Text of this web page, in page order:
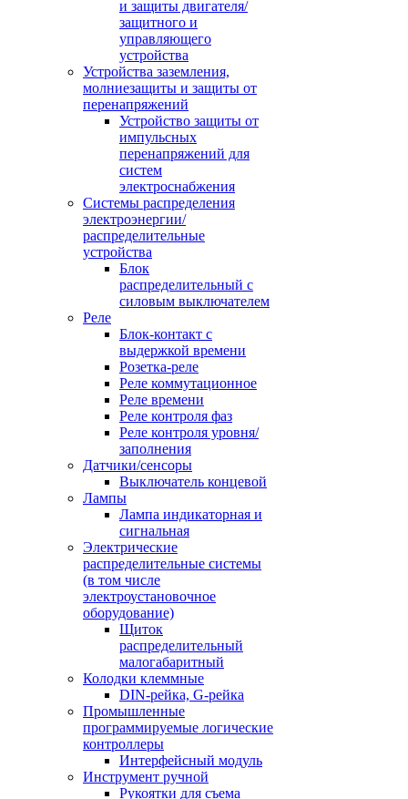
и защиты двигателя/
защитного и
управляющего
устройства
Устройства заземления,
молниезащиты и защиты от
перенапряжений
Устройство защиты от
импульсных
перенапряжений для
систем
электроснабжения
Системы распределения
электроэнергии/
распределительные
устройства
Блок
распределительный с
силовым выключателем
Реле
Блок-контакт с
выдержкой времени
Розетка-реле
Реле коммутационное
Реле времени
Реле контроля фаз
Реле контроля уровня/
заполнения
Датчики/сенсоры
Выключатель концевой
Лампы
Лампа индикаторная и
сигнальная
Электрические
распределительные системы
(в том числе
электроустановочное
оборудование)
Щиток
распределительный
малогабаритный
Колодки клеммные
DIN-рейка, G-рейка
Промышленные
программируемые логические
контроллеры
Интерфейсный модуль
Инструмент ручной
Рукоятки для съема